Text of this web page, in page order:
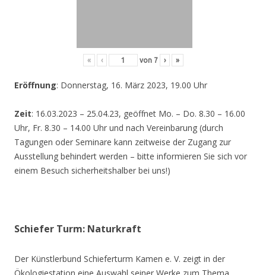
« ‹ von 7 › »
Eröffnung: Donnerstag, 16. März 2023, 19.00 Uhr
Zeit: 16.03.2023 – 25.04.23, geöffnet Mo. – Do. 8.30 – 16.00
Uhr, Fr. 8.30 – 14.00 Uhr und nach Vereinbarung (durch
Tagungen oder Seminare kann zeitweise der Zugang zur
Ausstellung behindert werden – bitte informieren Sie sich vor
einem Besuch sicherheitshalber bei uns!)
Schiefer Turm: Naturkraft
Der Künstlerbund Schieferturm Kamen e. V. zeigt in der